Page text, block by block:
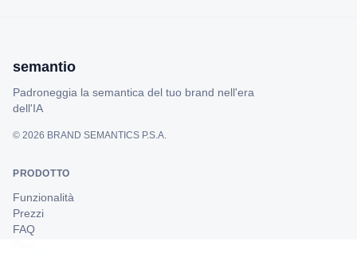
semantio
Padroneggia la semantica del tuo brand nell'era
dell'IA
© 2026 BRAND SEMANTICS P.S.A.
PRODOTTO
Funzionalità
Prezzi
FAQ